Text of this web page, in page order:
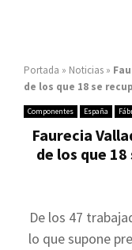
Portada » Noticias »
de los que 18 se
Componentes España
Faurecia
de los que
De los 47
lo que supone